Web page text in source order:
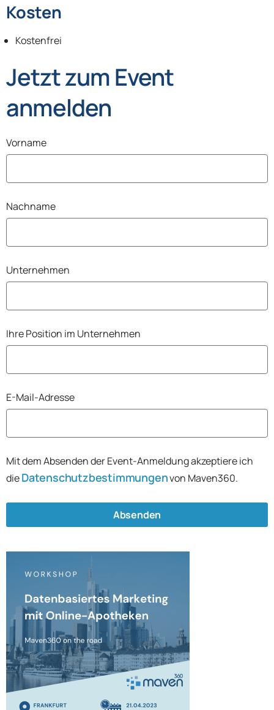
Kosten
Kostenfrei
Jetzt zum Event
anmelden
Vorname
Nachname
Unternehmen
Ihre Position im Unternehmen
E-Mail-Adresse
Mit dem Absenden der Event-Anmeldung akzeptiere ich
dieDatenschutzbestimmungenvon Maven360.
Absenden